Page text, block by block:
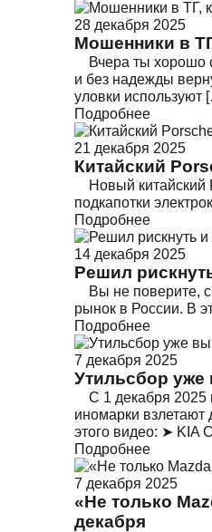
28 декабря 2025
Мошенники в
Вчера ты хорошо
и без надежды
уловки используют
Подробнее
21 декабря 2025
Китайский
Новый китайский
подкапотки
Подробнее
14 декабря 2025
Решил
Вы не поверите,
рынок в России. В
Подробнее
7 декабря 2025
Утильсбор уже
С 1 декабря 2025
иномарки
этого видео: ➤ KIA
Подробнее
7 декабря 2025
«Не только
декабря